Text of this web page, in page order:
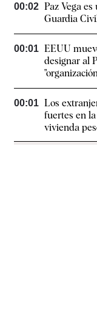
00:02 Paz Vega
Guardia
00:01 EEUU
designar al
00:01 Los
fuertes en
vivienda